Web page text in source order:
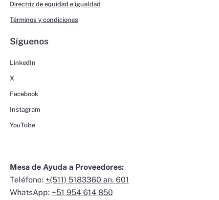
Directriz de equidad e igualdad
Términos y condiciones
Síguenos
LinkedIn
X
Facebook
Instagram
YouTube
Mesa de Ayuda a Proveedores:
Teléfono: +(511) 5183360 an. 601
WhatsApp: +51 954 614 850